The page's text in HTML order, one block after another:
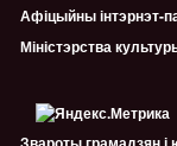
Афіцыйны інтэрнэт-
Міністэрства